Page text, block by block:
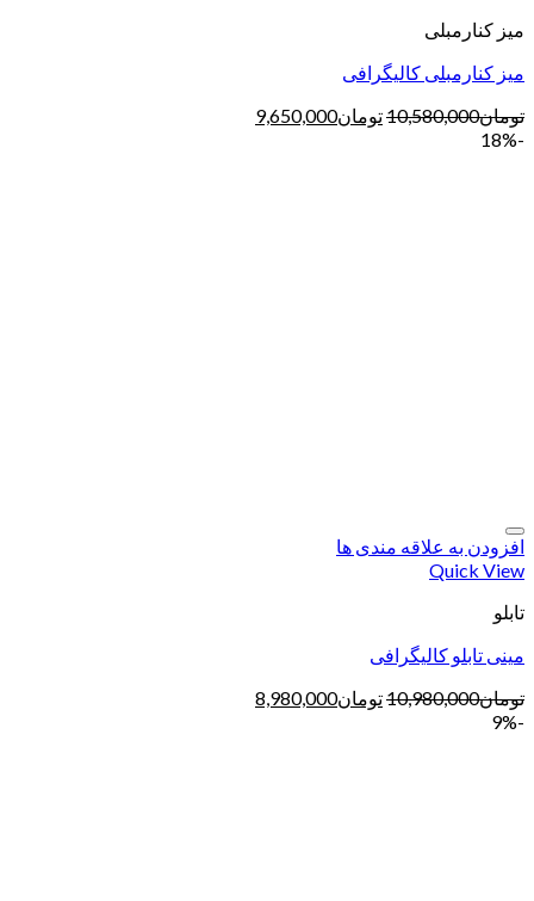
میز کنارمبلی
میز کنارمبلی کالیگرافی
تومان10,580,000تومان9,650,000
-18%
افزودن به علاقه مندی ها
Quick View
تابلو
مینی تابلو کالیگرافی
تومان10,980,000تومان8,980,000
-9%